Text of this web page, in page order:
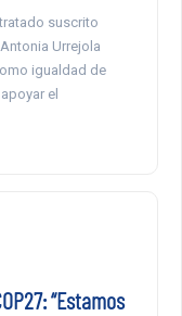
suscrito
Urrejola
igualdad de
el
“Estamos